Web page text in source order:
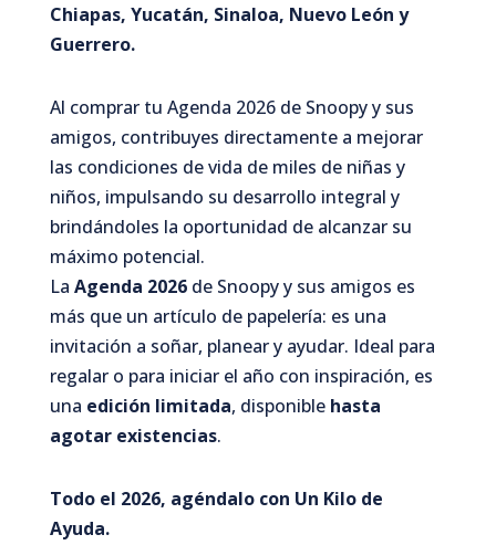
Chiapas, Yucatán, Sinaloa, Nuevo León y
Guerrero.
Al comprar tu Agenda 2026 de Snoopy y sus
amigos, contribuyes directamente a mejorar
las condiciones de vida de miles de niñas y
niños, impulsando su desarrollo integral y
brindándoles la oportunidad de alcanzar su
máximo potencial.
La Agenda 2026de Snoopy y sus amigos es
más que un artículo de papelería: es una
invitación a soñar, planear y ayudar. Ideal para
regalar o para iniciar el año con inspiración, es
una edición limitada, disponible hasta
agotar existencias.
Todo el 2026, agéndalo con Un Kilo de
Ayuda.